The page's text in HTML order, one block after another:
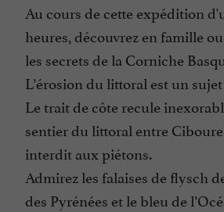
Au cours de cette expédition
heures, découvrez en famille
les secrets de la Corniche
L’érosion du littoral est un
Le trait de côte recule
sentier du littoral entre
interdit aux piétons.
Admirez les falaises de flysch
des Pyrénées et le bleu de